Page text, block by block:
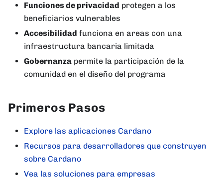
Funciones de privacidad protegen a los
beneficiarios vulnerables
Accesibilidad funciona en areas con una
infraestructura bancaria limitada
Gobernanza permite la participación de la
comunidad en el diseño del programa
Primeros Pasos
Explore las aplicaciones Cardano
Recursos para desarrolladores que construyen
sobre Cardano
Vea las soluciones para empresas